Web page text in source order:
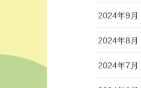
2024年9月
2024年8月
2024年7月